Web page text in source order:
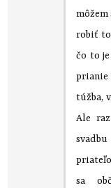
môžem
robiť
čo to je
túžba,
Ale
sa